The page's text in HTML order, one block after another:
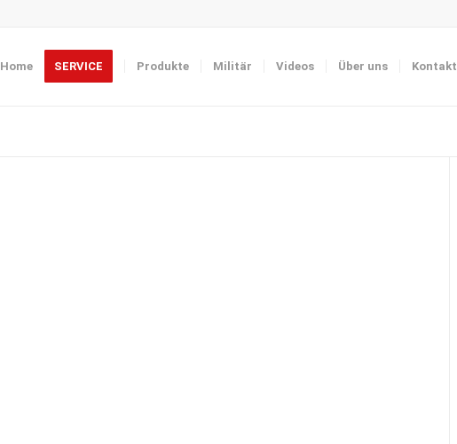
Home SERVICE Produkte Militär Videos Über uns Kontakt